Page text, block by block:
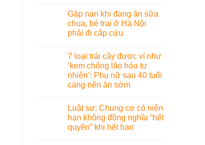
Gặp nạn khi đang ăn sữa
chua, bé trai ở Hà Nội
phải đi cấp cứu
7 loại trái cây được ví như
‘kem chống lão hóa tự
nhiên’: Phụ nữ sau 40 tuổi
càng nên ăn sớm
Luật sư: Chung cư có niên
hạn không đồng nghĩa “hết
quyền” khi hết hạn